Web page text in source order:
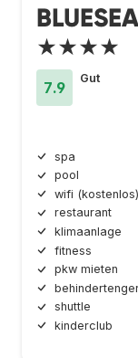
★★★★
7.9
Gut
spa
pool
wifi (kostenlos)
restaurant
klimaanlage
fitness
pkw mieten
shuttle
kinderclub